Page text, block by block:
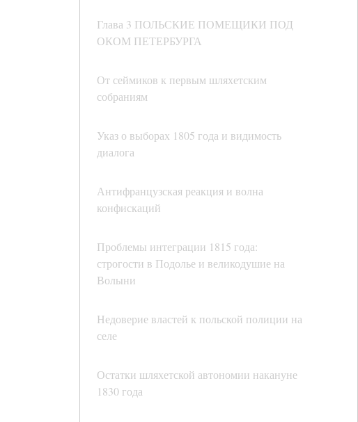
Глава 3 ПОЛЬСКИЕ ПОМЕЩИКИ ПОД
ОКОМ ПЕТЕРБУРГА
От сеймиков к первым шляхетским
собраниям
Указ о выборах 1805 года и видимость
диалога
Антифранцузская реакция и волна
конфискаций
Проблемы интеграции 1815 года:
строгости в Подолье и великодушие на
Волыни
Недоверие властей к польской полиции на
селе
Остатки шляхетской автономии накануне
1830 года